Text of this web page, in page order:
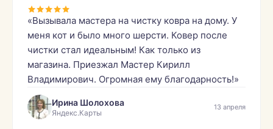
«Вызывала мастера на чистку ковра на дому. У
меня кот и было много шерсти. Ковер после
чистки стал идеальным! Как только из
магазина. Приезжал Мастер Кирилл
Владимирович. Огромная ему благодарность!»
Ирина Шолохова
Яндекс.Карты
13 апреля